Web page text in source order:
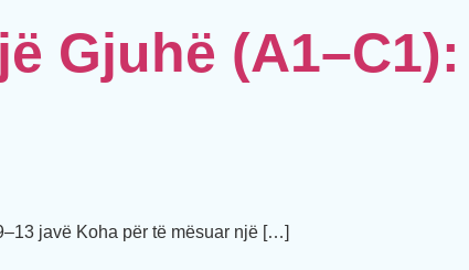
Gjuhë (A1–C1):
javë Koha për të mësuar një […]